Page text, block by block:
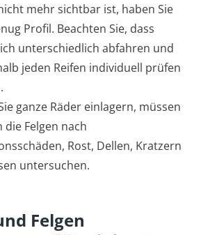
mehr sichtbar ist, haben Sie
Profil. Beachten Sie, dass
unterschiedlich abfahren und
jeden Reifen individuell prüfen
ganze Räder einlagern, müssen
die Felgen nach
Rost, Dellen, Kratzern
untersuchen.
Felgen